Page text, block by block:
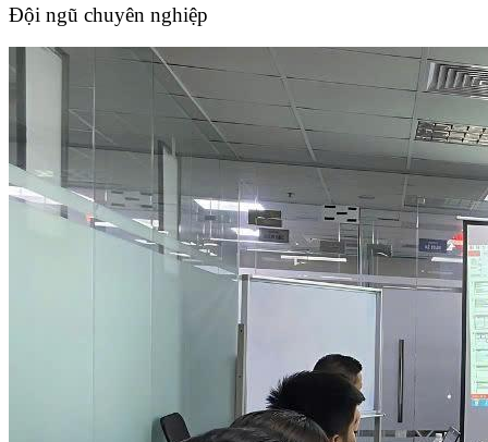
Đội ngũ chuyên nghiệp